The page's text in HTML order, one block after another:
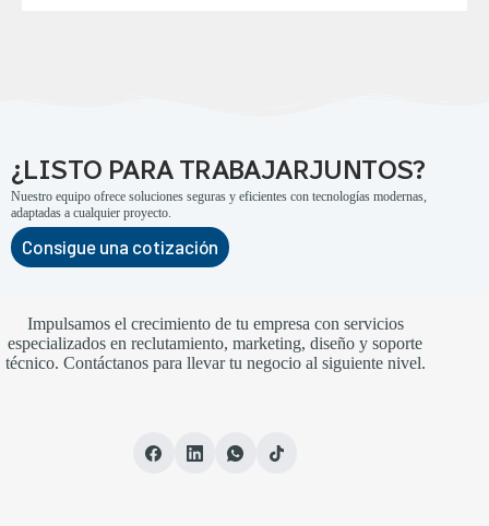
¿LISTO PARA TRABAJARJUNTOS?
Nuestro equipo ofrece soluciones seguras y eficientes con tecnologías modernas,
adaptadas a cualquier proyecto.
Consigue una cotización
Impulsamos el crecimiento de tu empresa con servicios
especializados en reclutamiento, marketing, diseño y soporte
técnico. Contáctanos para llevar tu negocio al siguiente nivel.